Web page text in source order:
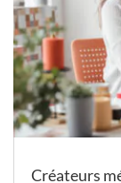
Créateurs